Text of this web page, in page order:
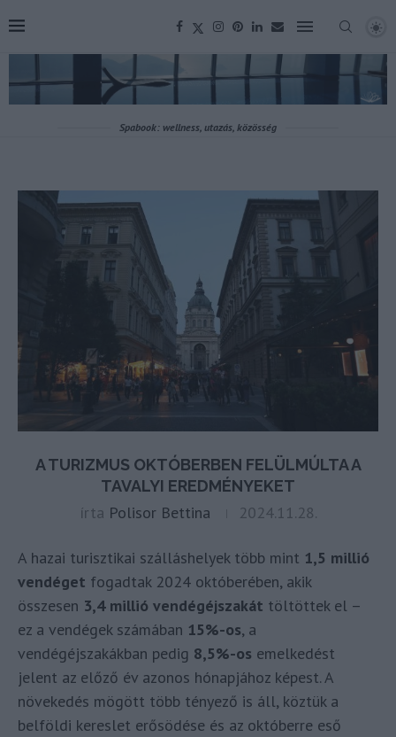
Spabook: wellness, utazás, közösség
A TURIZMUS OKTÓBERBEN FELÜLMÚLTA A
TAVALYI EREDMÉNYEKET
írta Polisor Bettina 2024.11.28.
A hazai turisztikai szálláshelyek több mint 1,5 millió
vendéget fogadtak 2024 októberében, akik
összesen 3,4 millió vendégéjszakát töltöttek el –
ez a vendégek számában 15%-os, a
vendégéjszakákban pedig 8,5%-os emelkedést
jelent az előző év azonos hónapjához képest. A
növekedés mögött több tényező is áll, köztük a
belföldi kereslet erősödése és az októberre eső